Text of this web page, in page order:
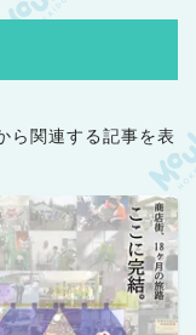
ら関連する記事を表